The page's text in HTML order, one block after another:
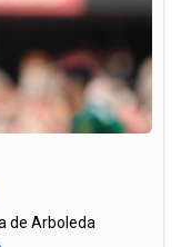
de Arboleda